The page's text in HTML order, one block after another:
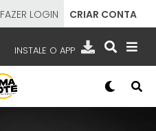
FAZER LOGIN CRIAR CONTA
INSTALE O APP